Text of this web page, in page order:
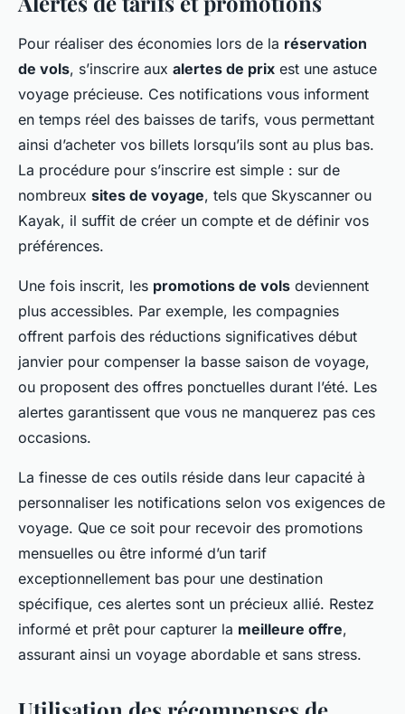
Pour réaliser des économies lors de la réservation
de vols, s’inscrire aux alertes de prix est une astuce
voyage précieuse. Ces notifications vous informent
en temps réel des baisses de tarifs, vous permettant
ainsi d’acheter vos billets lorsqu’ils sont au plus bas.
La procédure pour s’inscrire est simple : sur de
nombreux sites de voyage, tels que Skyscanner ou
Kayak, il suffit de créer un compte et de définir vos
préférences.
Une fois inscrit, les promotions de vols deviennent
plus accessibles. Par exemple, les compagnies
offrent parfois des réductions significatives début
janvier pour compenser la basse saison de voyage,
ou proposent des offres ponctuelles durant l’été. Les
alertes garantissent que vous ne manquerez pas ces
occasions.
La finesse de ces outils réside dans leur capacité à
personnaliser les notifications selon vos exigences de
voyage. Que ce soit pour recevoir des promotions
mensuelles ou être informé d’un tarif
exceptionnellement bas pour une destination
spécifique, ces alertes sont un précieux allié. Restez
informé et prêt pour capturer la meilleure offre,
assurant ainsi un voyage abordable et sans stress.